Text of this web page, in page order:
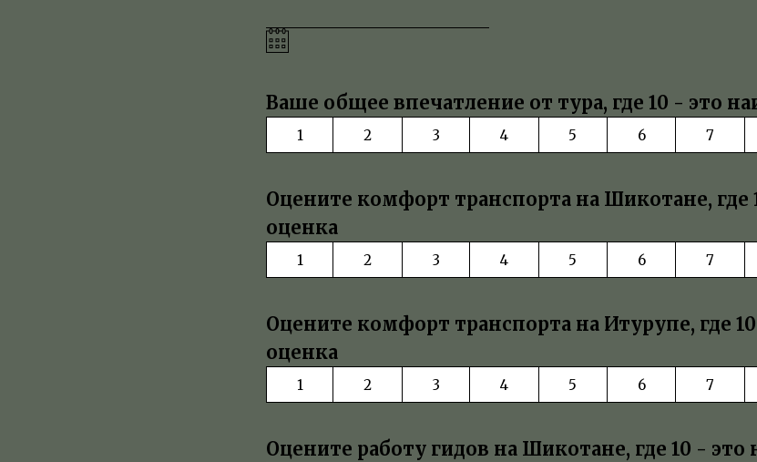
Ваше общее впечатление от тура, где 10 - это
1 2 3 4 5 6 7
Оцените комфорт транспорта на Шикотане, где
оценка
1 2 3 4 5 6 7
Оцените комфорт транспорта на Итурупе, где
оценка
1 2 3 4 5 6 7
Оцените работу гидов на Шикотане, где 10 -